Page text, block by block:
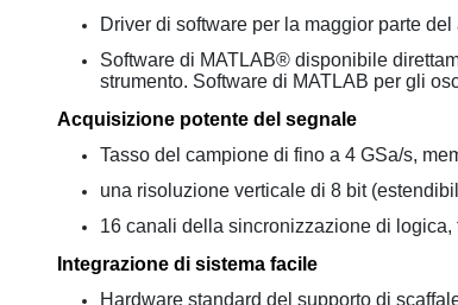
Driver di software per la maggior parte
Software di MATLAB® disponibile
strumento. Software di MATLAB per gli
Acquisizione potente del segnale
Tasso del campione di fino a 4 GSa/s,
una risoluzione verticale di 8 bit
16 canali della sincronizzazione di
Integrazione di sistema facile
Hardware standard del supporto di